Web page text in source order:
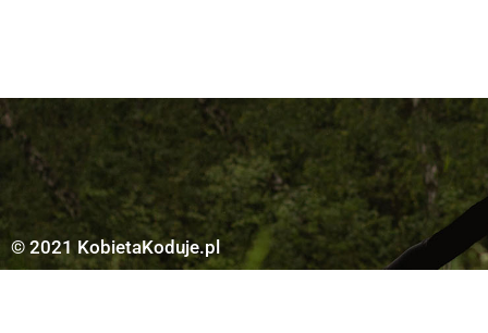
© 2021 KobietaKoduje.pl